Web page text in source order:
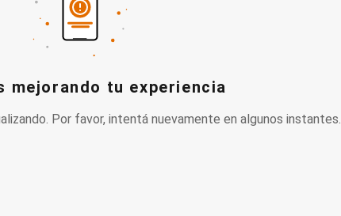
mejorando tu experiencia
Por favor, intentá nuevamente en algunos instantes.